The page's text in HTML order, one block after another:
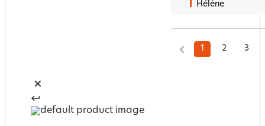
Hélène
1 2 3